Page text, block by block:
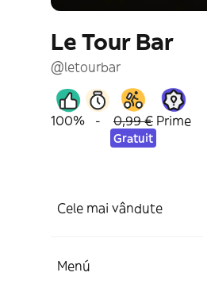
Le Tour Bar
@letourbar
100% - 0,99 €
Gratuit
Prime
Cele mai vândute
Menú